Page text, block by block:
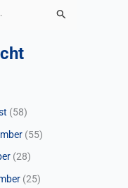
(58)
(55)
(28)
(25)